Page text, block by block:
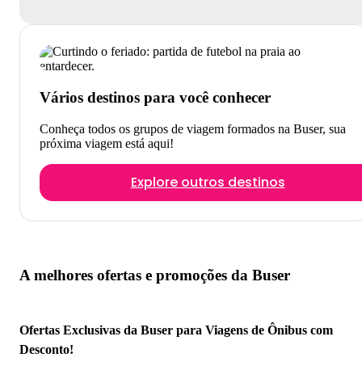
Vários destinos para você conhecer
Conheça todos os grupos de viagem formados na Buser, sua
próxima viagem está aqui!
Explore outros destinos
A melhores ofertas e promoções da Buser
Ofertas Exclusivas da Buser para Viagens de Ônibus com
Desconto!